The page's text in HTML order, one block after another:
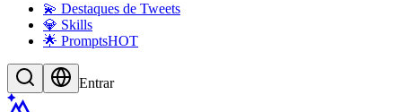
💫 Destaques de Tweets
💎 Skills
🌟 PromptsHOT
Entrar